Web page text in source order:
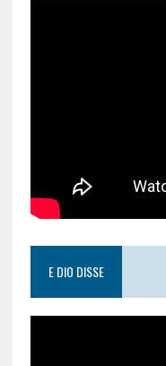
E DIO DISSE